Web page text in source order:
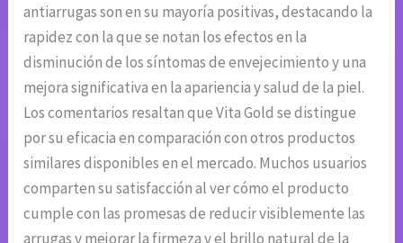
antiarrugas son en su mayoría positivas, destacando la
rapidez con la que se notan los efectos en la
disminución de los síntomas de envejecimiento y una
mejora significativa en la apariencia y salud de la piel.
Los comentarios resaltan que Vita Gold se distingue
por su eficacia en comparación con otros productos
similares disponibles en el mercado. Muchos usuarios
comparten su satisfacción al ver cómo el producto
cumple con las promesas de reducir visiblemente las
arrugas y mejorar la firmeza y el brillo natural de la